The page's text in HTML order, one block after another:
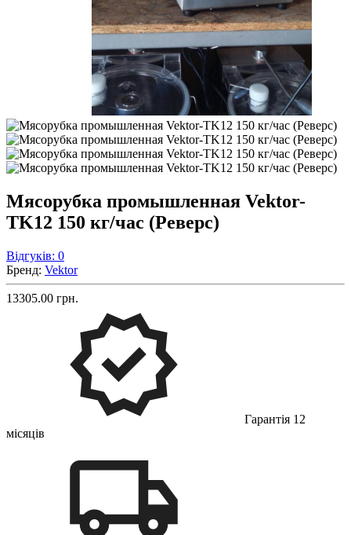
Мясорубка промышленная Vektor-
TK12 150 кг/час (Реверс)
Відгуків: 0
Бренд: Vektor
13305.00 грн.
Гарантія 12
місяців